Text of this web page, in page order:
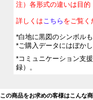
注）各形式の違いは目
詳しくはこちらをご覧く
*白地に黒図のシンボル
*ご購入データにはぼか
*コミュニケーション支
録）。
この商品をお求めの客様はこんな